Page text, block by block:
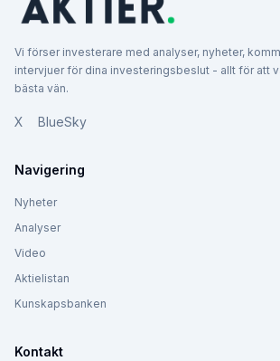
Vi förser investerare med analyser, nyheter,
intervjuer för dina investeringsbeslut - allt för att
bästa vän.
X BlueSky
Navigering
Nyheter
Analyser
Video
Aktielistan
Kunskapsbanken
Kontakt